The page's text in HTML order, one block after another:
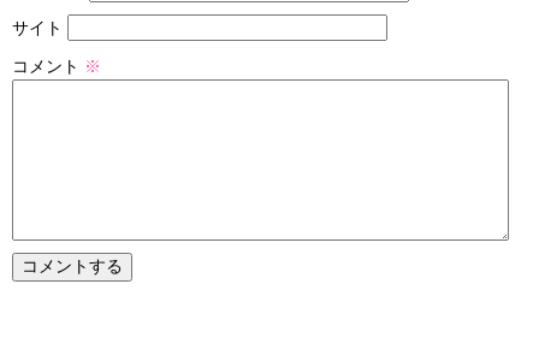
サイト
コメント ※